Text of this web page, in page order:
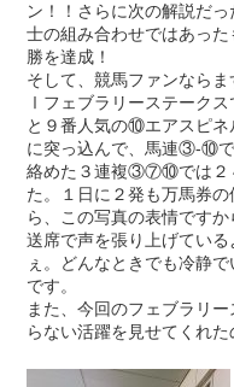
ン！！さらに次の解説だ
士の組み合わせではあっ
勝を達成！
そして、競馬ファンなら
Ⅰフェブラリーステーク
と９番人気の⑩エアスピ
に突っ込んで、馬連③-⑩
絡めた３連複③⑦⑩では２
た。１日に２発も万馬券
ら、この写真の表情です
送席で声を張り上げてい
ぇ。どんなときでも冷静
です。
また、今回のフェブラリ
らない活躍を見せてくれた